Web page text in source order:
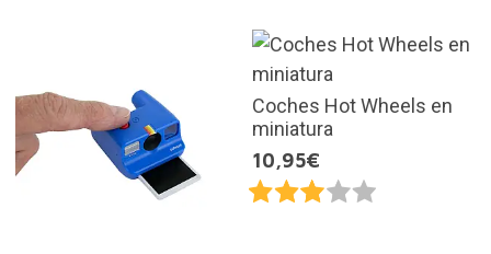
Coches Hot Wheels en
miniatura
10,95€